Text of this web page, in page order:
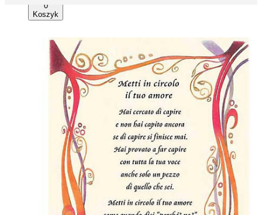
0
Koszyk